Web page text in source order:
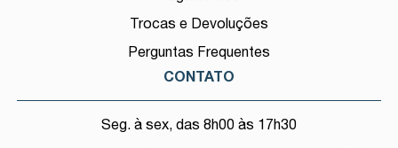
Trocas e Devoluções
Perguntas Frequentes
CONTATO
Seg. à sex, das 8h00 às 17h30